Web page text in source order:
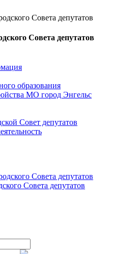
Совета депутатов
образования
МО город Энгельс
Совет депутатов
Совета депутатов